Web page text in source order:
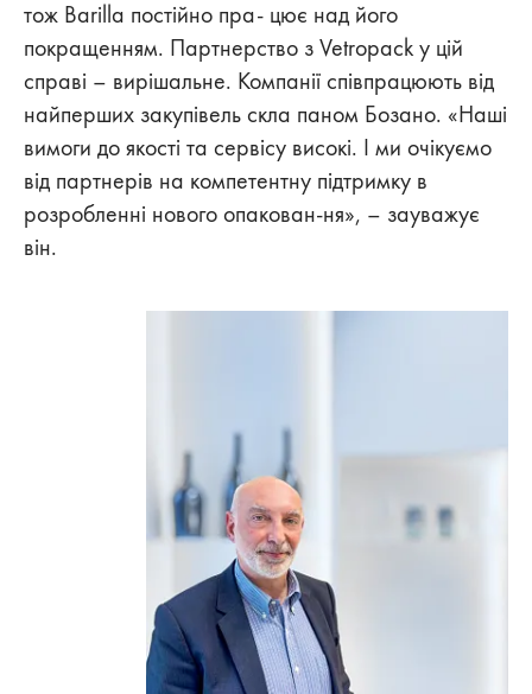
тож Barilla постійно пра- цює над його
покращенням. Партнерство з Vetropack у цій
справі – вирішальне. Компанії співпрацюють від
найперших закупівель скла паном Бозано. «Наші
вимоги до якості та сервісу високі. І ми очікуємо
від партнерів на компетентну підтримку в
розробленні нового опакован-ня», – зауважує
він.